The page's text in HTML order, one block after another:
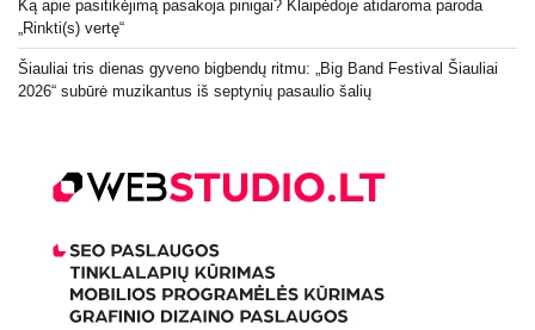
Ką apie pasitikėjimą pasakoja pinigai? Klaipėdoje atidaroma paroda
„Rinkti(s) vertę“
Šiauliai tris dienas gyveno bigbendų ritmu: „Big Band Festival Šiauliai
2026“ subūrė muzikantus iš septynių pasaulio šalių